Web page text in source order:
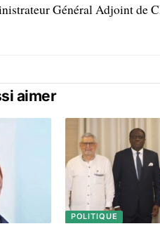
Général Adjoint de
aimer
POLITIQUE